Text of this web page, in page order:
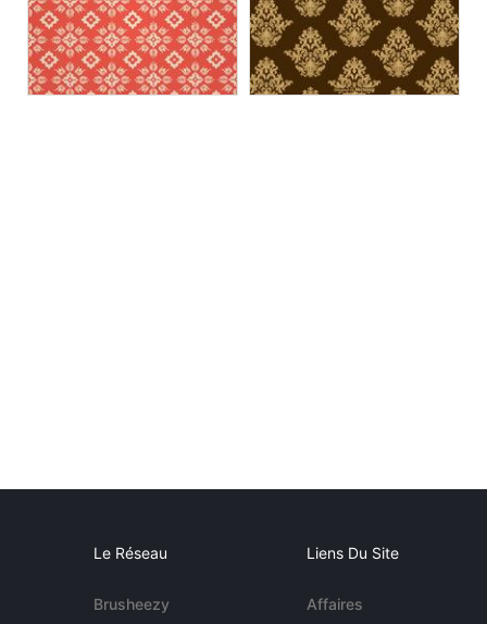
Le Réseau
Brusheezy
Liens Du Site
Affaires